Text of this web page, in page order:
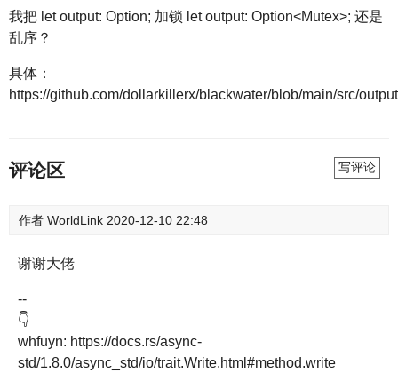
我把 let output: Option; 加锁 let output: Option<Mutex>; 还是
乱序？
具体：
https://github.com/dollarkillerx/blackwater/blob/main/src/
评论区 写评论
作者 WorldLink 2020-12-10 22:48
谢谢大佬
--
👇
whfuyn: https://docs.rs/async-
std/1.8.0/async_std/io/trait.Write.html#method.write